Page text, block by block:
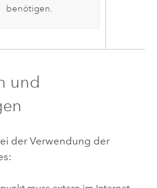
benötigen.
und
der Verwendung der